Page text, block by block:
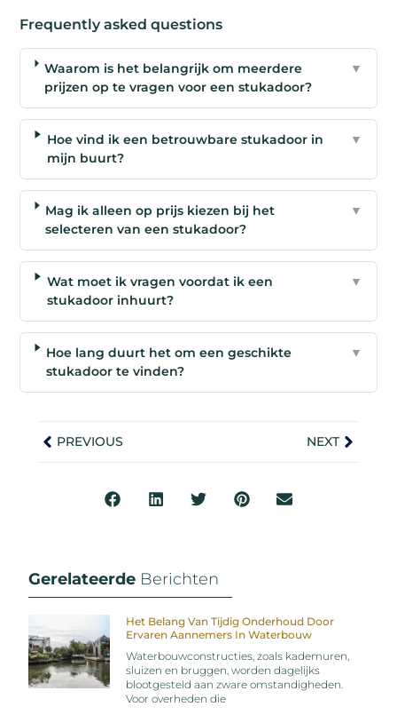
Frequently asked questions
Waarom is het belangrijk om meerdere
prijzen op te vragen voor een stukadoor?
▼
Hoe vind ik een betrouwbare stukadoor in
mijn buurt?
▼
Mag ik alleen op prijs kiezen bij het
selecteren van een stukadoor?
▼
Wat moet ik vragen voordat ik een
stukadoor inhuurt?
▼
Hoe lang duurt het om een geschikte
stukadoor te vinden?
▼
PREVIOUS NEXT
Gerelateerde Berichten
Het Belang Van Tijdig Onderhoud Door
Ervaren Aannemers In Waterbouw
Waterbouwconstructies, zoals kademuren,
sluizen en bruggen, worden dagelijks
blootgesteld aan zware omstandigheden.
Voor overheden die